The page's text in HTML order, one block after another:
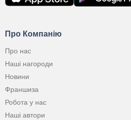
Про Компанію
Про нас
Наші нагороди
Новини
Франшиза
Робота у нас
Наші автори